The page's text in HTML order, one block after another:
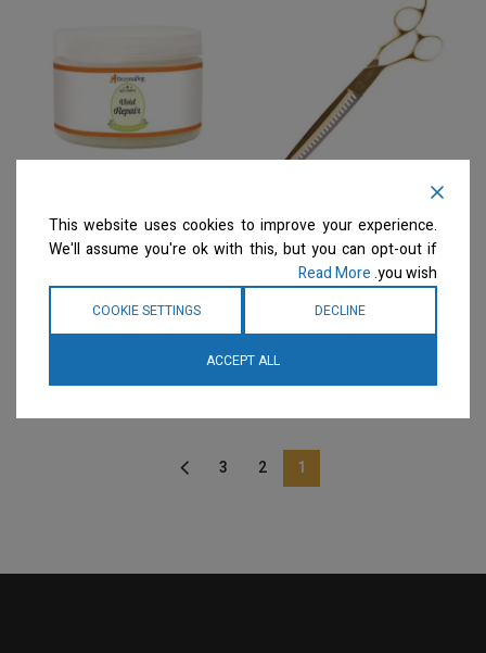
DezynaDog – מספרי
צ'אנקרס 8" Aureus Gold
Chunker Scissors 26T
LEFTY
מספריים
צרו קשר
למידע נוסף
DezynaDog – מסכה לחיזוק
ולשיקום הפרווה Vivid
Repair Treatment 450G
מרככים
1
2
3
This website uses cookies to improve your experience.
We'll assume you're ok with this, but you can opt-out if
you wish.
Read More
DECLINE
COOKIE SETTINGS
ACCEPT ALL